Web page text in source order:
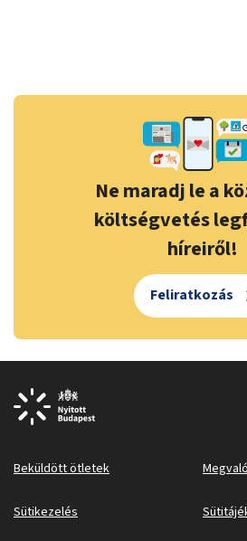
Ne maradj le a
költségvetés
híreiről!
Feliratkozás
Beküldött ötletek
Sütikezelés